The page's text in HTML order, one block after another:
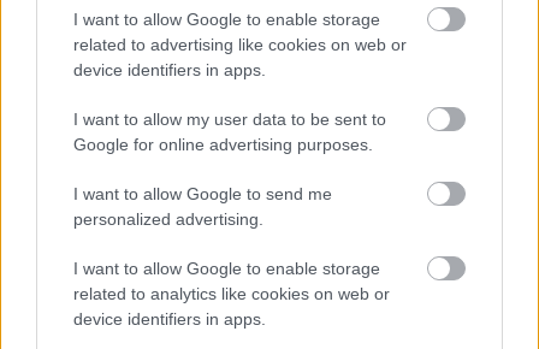
I want to allow Google to enable storage
related to advertising like cookies on web or
device identifiers in apps.
I want to allow my user data to be sent to
Google for online advertising purposes.
I want to allow Google to send me
personalized advertising.
I want to allow Google to enable storage
related to analytics like cookies on web or
device identifiers in apps.
A bolhapiacon vettem a lányomnak egy
macit, a halála után pedig kiderült, mit
rejtett benne
További bejegyzések